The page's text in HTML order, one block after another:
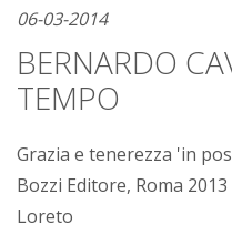
06-03-2014
BERNARDO
TEMPO
Grazia e tenerezza 'in
Bozzi Editore, Roma
Loreto